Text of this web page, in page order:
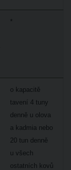
*
o kapacitě
tavení 4 tuny
denně u olova
a kadmia nebo
20 tun denně
u všech
ostatních kovů